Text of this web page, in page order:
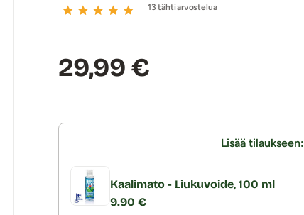
13 tähtiarvostelua
Hinta:
29,99 €
Lisää tilaukseen:
Kaalimato - Liukuvoide, 100 ml
9.90 €